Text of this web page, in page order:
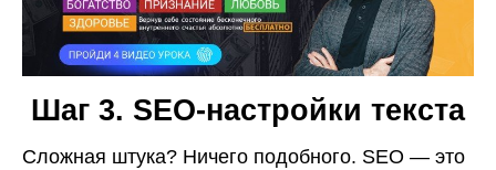
Шаг 3. SЕО-настройки текста
Сложная штука? Ничего подобного. SEO — это